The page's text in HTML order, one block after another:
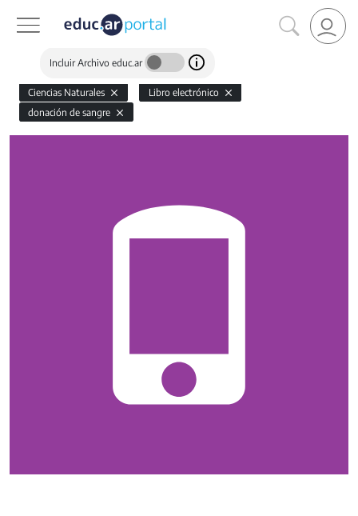
Incluir Archivo educ.ar
Ciencias Naturales
Libro electrónico
donación de sangre